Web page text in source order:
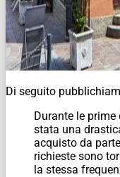
Di seguito
Durante le prime
stata una
acquisto da
richieste sono
la stessa